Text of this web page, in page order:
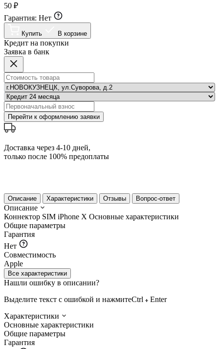
50 ₽
Гарантия: Нет
Купить В корзине
Кредит на покупки
Заявка в банк
Перейти к оформлению заявки
Доставка через 4-10 дней,
только после 100% предоплаты
Описание Характеристики Отзывы Вопрос-ответ
Описание
Коннектор SIM iPhone X Основные характеристики
Общие параметры
Гарантия
Нет
Совместимость
Apple
Все характеристики
Нашли ошибку в описании?
Выделите текст с ошибкой и нажмитеCtrl
Enter
Характеристики
Основные характеристики
Общие параметры
Гарантия